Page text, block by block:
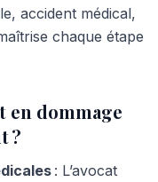
accident médical,
chaque étape
en dommage
?
: L’avocat